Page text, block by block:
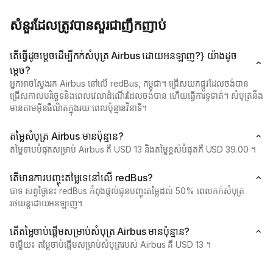
សំនួរដែលត្រូវបានសួរជាញឹកញាប់
តើធ្វើដូចម្តេចដើម្បីកក់សំបុត្រ Airbus ដោយអនឡាញ?} យ៉ាងដូច
ម្តេច?
អ្នកអាចស្វែងរក Airbus នៅលើ redBus, កម្ពុជា។ ជ្រើសយកផ្លូវដែលចង់បាន
ជ្រើសកាលបរិច្ឆេទនិងពេលវេលាដំណើរដែលចង់បាន ហើយធ្វើការទូទាត់។ សំបុត្រនឹង
មានតាមអ៊ីនធឺណិតក្នុងរយៈពេលប៉ុន្មានវិនាទី។
តម្លៃសំបុត្រ Airbus មានប៉ុន្មាន?
តម្លៃទាបបំផុតសម្រាប់ Airbus គឺ USD 13 និងតម្លៃខ្ពស់បំផុតគឺ USD 39.00 ។
តើមានការបញ្ចុះតម្លៃទេនៅលើ redBus?
បាទ សព្វថ្ងៃនេះ redBus កំពុងផ្តល់ជូនបញ្ចុះតម្លៃដល់ 50% ពេលកក់សំបុត្រ
រថយន្តដោយអនឡាញ។
តើតម្លៃចាប់ផ្ដើមសម្រាប់សំបុត្រ Airbus មានប៉ុន្មាន?
ចម្លើយ៖ តម្លៃចាប់ផ្ដើមសម្រាប់សំបុត្ររបស់ Airbus គឺ USD 13 ។